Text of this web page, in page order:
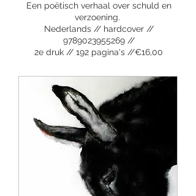
Een poëtisch verhaal over schuld en
verzoening. ​
Nederlands // hardcover //
9789023955269//
2e druk // 192 pagina's //€16,00